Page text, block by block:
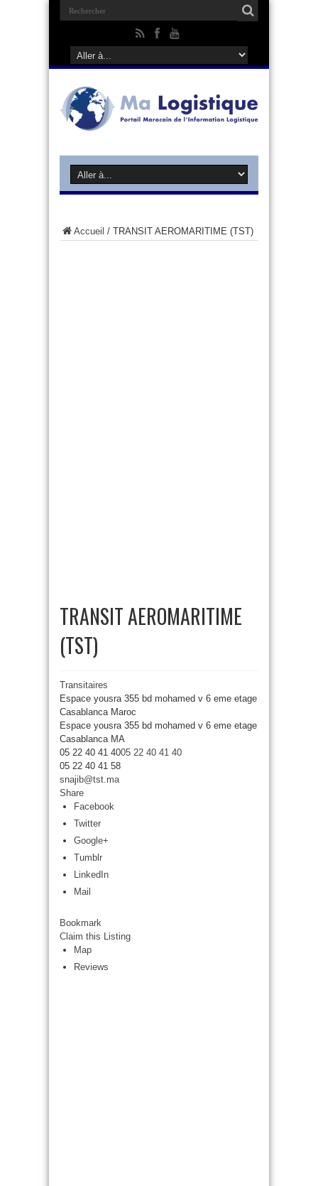
Accueil / TRANSIT AEROMARITIME (TST)
TRANSIT AEROMARITIME
(TST)
Transitaires
Espace yousra 355 bd mohamed v 6 eme etage
Casablanca Maroc
Espace yousra 355 bd mohamed v 6 eme etage
Casablanca MA
05 22 40 41 4005 22 40 41 40
05 22 40 41 58
snajib@tst.ma
Share
Facebook
Twitter
Google+
Tumblr
LinkedIn
Mail
Bookmark
Claim this Listing
Map
Reviews